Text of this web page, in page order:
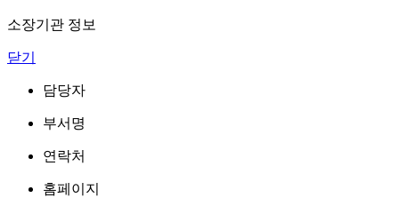
소장기관 정보
닫기
담당자
부서명
연락처
홈페이지